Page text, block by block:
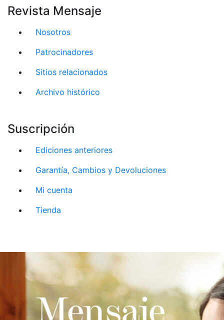
Revista Mensaje
Nosotros
Patrocinadores
Sitios relacionados
Archivo histórico
Suscripción
Ediciones anteriores
Garantía, Cambios y Devoluciones
Mi cuenta
Tienda